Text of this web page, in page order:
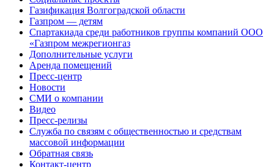
Газификация Волгоградской области
Газпром — детям
Спартакиада среди работников группы компаний ООО
«Газпром межрегионгаз
Дополнительные услуги
Аренда помещений
Пресс-центр
Новости
СМИ о компании
Видео
Пресс-релизы
Служба по связям с общественностью и средствам
массовой информации
Обратная связь
Контакт-центр